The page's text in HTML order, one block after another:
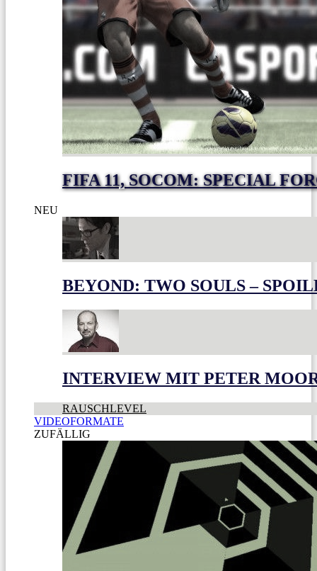
FIFA 11, SOCOM: SPECIAL
NEU
BEYOND: TWO SOULS –
INTERVIEW MIT PETER
RAUSCHLEVEL
VIDEOFORMATE
ZUFÄLLIG